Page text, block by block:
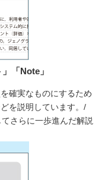
「Note」
確実なものにするため
を説明しています。/
さらに一歩進んだ解説